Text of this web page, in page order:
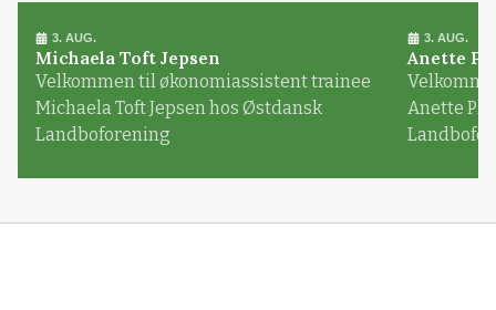
3. AUG.
Michaela Toft Jepsen
Velkommen til økonomiassistent trainee
Michaela Toft Jepsen hos Østdansk
Landboforening
3. AUG.
Anette
Anette